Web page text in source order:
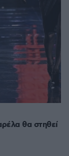
θα στηθεί